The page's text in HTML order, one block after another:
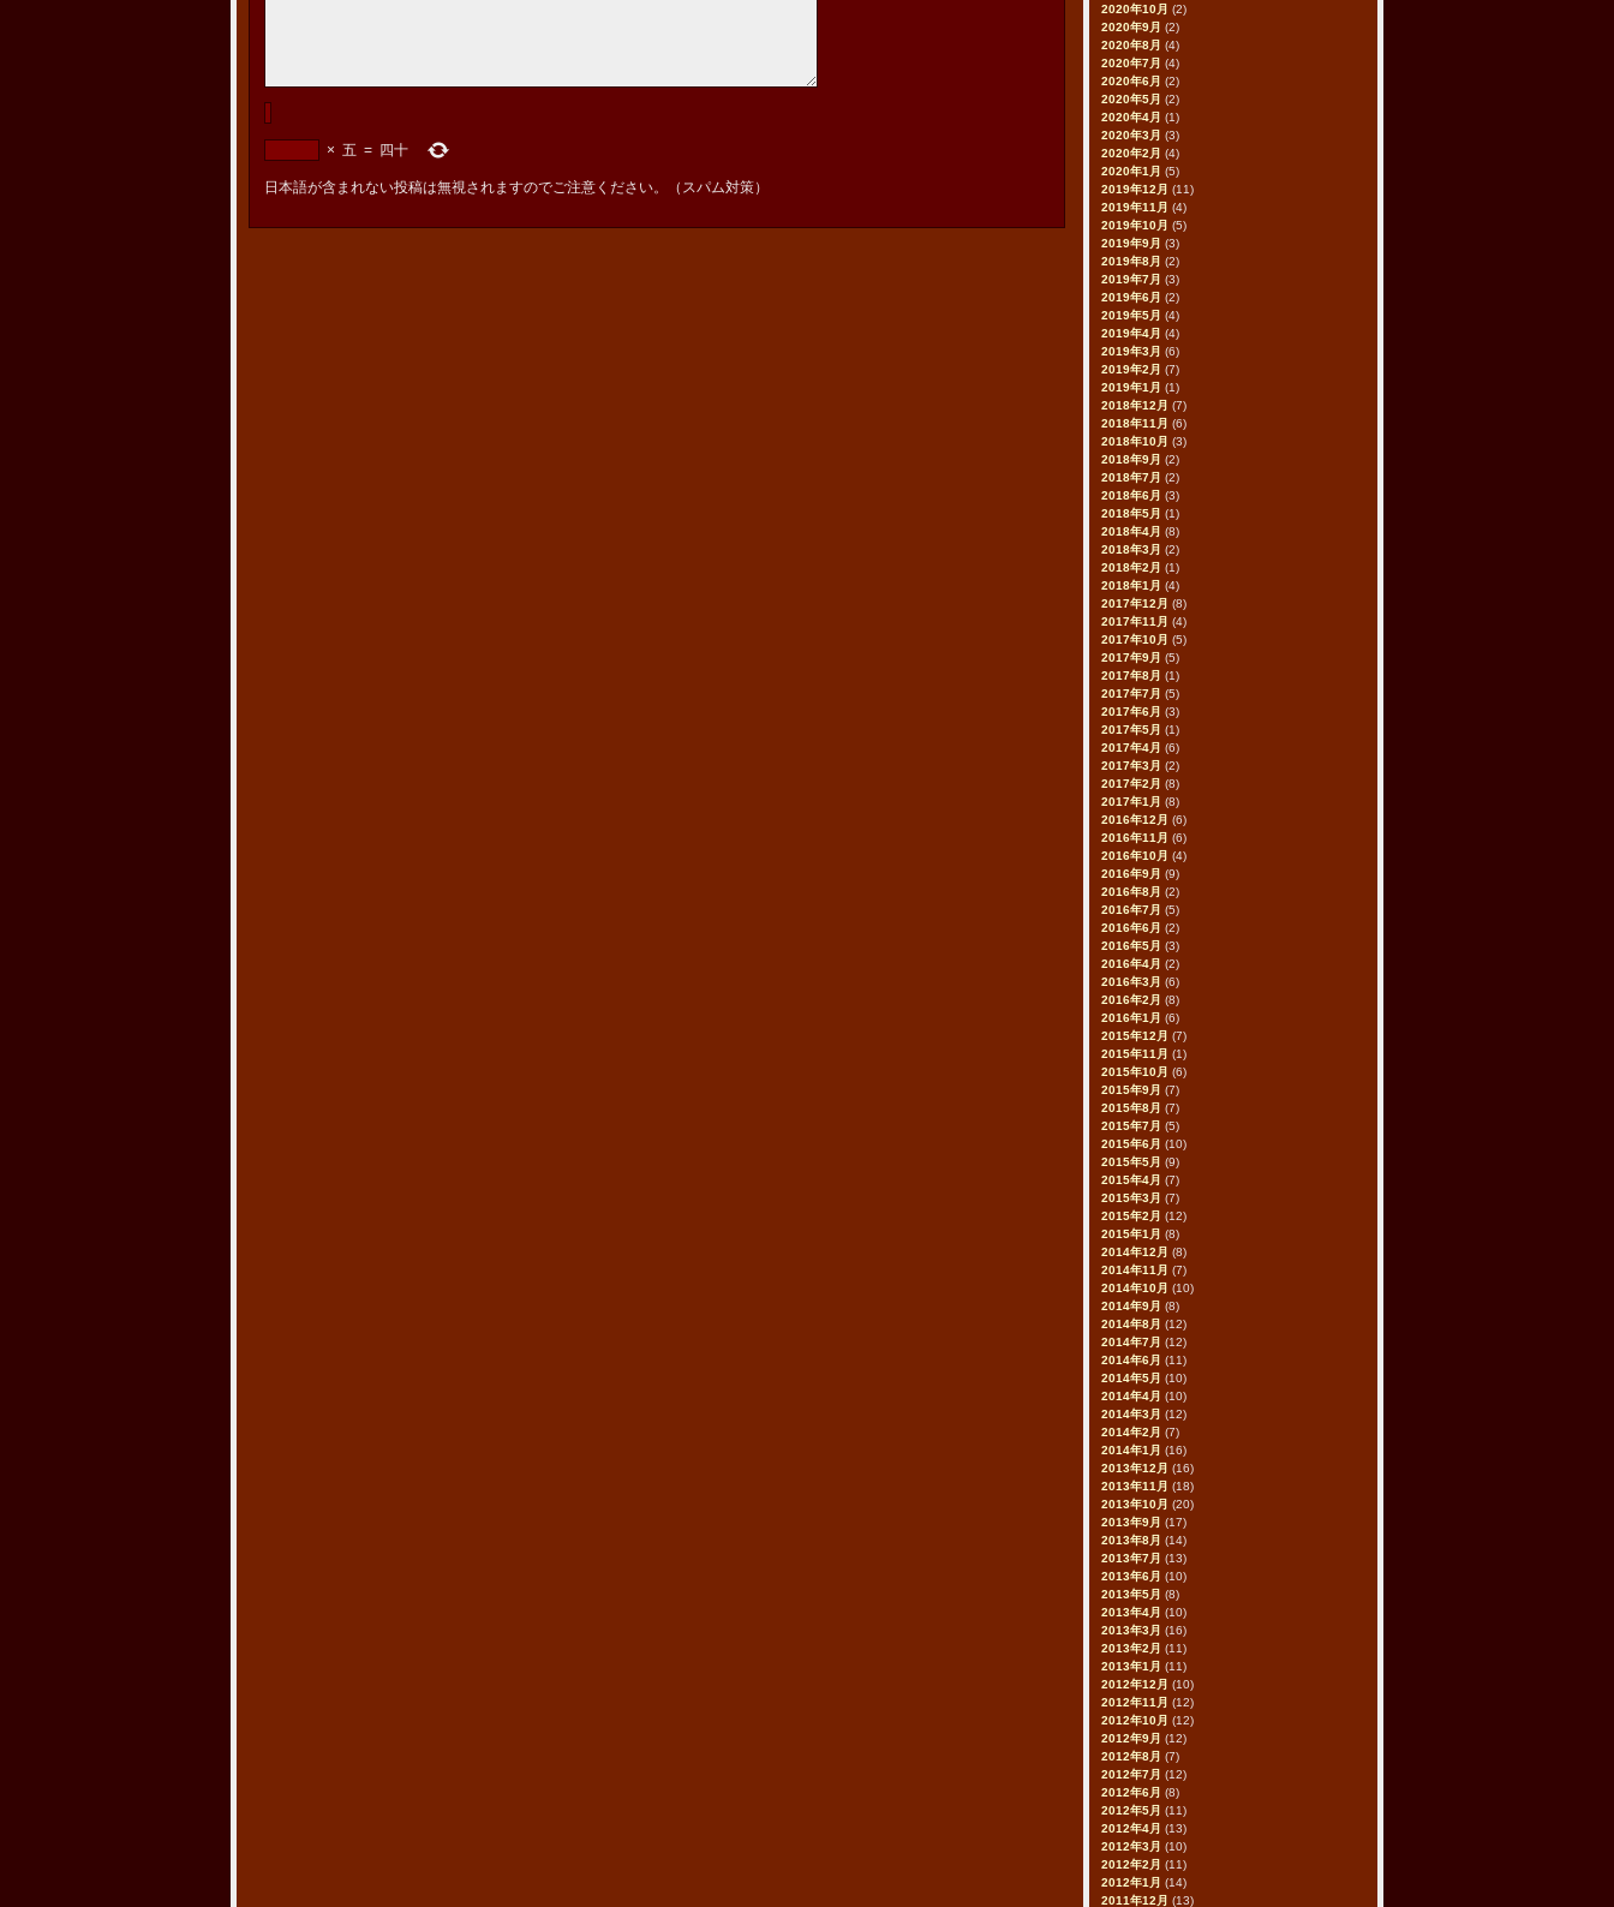
2020年10月 (2)
2020年9月 (2)
2020年8月 (4)
2020年7月 (4)
2020年6月 (2)
2020年5月 (2)
2020年4月 (1)
2020年3月 (3)
2020年2月 (4)
2020年1月 (5)
2019年12月 (11)
2019年11月 (4)
2019年10月 (5)
2019年9月 (3)
2019年8月 (2)
2019年7月 (3)
2019年6月 (2)
2019年5月 (4)
2019年4月 (4)
2019年3月 (6)
2019年2月 (7)
2019年1月 (1)
2018年12月 (7)
2018年11月 (6)
2018年10月 (3)
2018年9月 (2)
2018年7月 (2)
2018年6月 (3)
2018年5月 (1)
2018年4月 (8)
2018年3月 (2)
2018年2月 (1)
2018年1月 (4)
2017年12月 (8)
2017年11月 (4)
2017年10月 (5)
2017年9月 (5)
2017年8月 (1)
2017年7月 (5)
2017年6月 (3)
2017年5月 (1)
2017年4月 (6)
2017年3月 (2)
2017年2月 (8)
2017年1月 (8)
2016年12月 (6)
2016年11月 (6)
2016年10月 (4)
2016年9月 (9)
2016年8月 (2)
2016年7月 (5)
2016年6月 (2)
2016年5月 (3)
2016年4月 (2)
2016年3月 (6)
2016年2月 (8)
2016年1月 (6)
2015年12月 (7)
2015年11月 (1)
2015年10月 (6)
2015年9月 (7)
2015年8月 (7)
2015年7月 (5)
2015年6月 (10)
2015年5月 (9)
2015年4月 (7)
2015年3月 (7)
2015年2月 (12)
2015年1月 (8)
2014年12月 (8)
2014年11月 (7)
2014年10月 (10)
2014年9月 (8)
2014年8月 (12)
2014年7月 (12)
2014年6月 (11)
2014年5月 (10)
2014年4月 (10)
2014年3月 (12)
2014年2月 (7)
2014年1月 (16)
2013年12月 (16)
2013年11月 (18)
2013年10月 (20)
2013年9月 (17)
2013年8月 (14)
2013年7月 (13)
2013年6月 (10)
2013年5月 (8)
2013年4月 (10)
2013年3月 (16)
2013年2月 (11)
2013年1月 (11)
2012年12月 (10)
2012年11月 (12)
2012年10月 (12)
2012年9月 (12)
2012年8月 (7)
2012年7月 (12)
2012年6月 (8)
2012年5月 (11)
2012年4月 (13)
2012年3月 (10)
2012年2月 (11)
2012年1月 (14)
2011年12月 (13)
× 五 = 四十
日本語が含まれない投稿は無視されますのでご注意ください。（スパム対策）